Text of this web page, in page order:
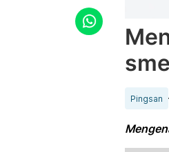
Pingsan